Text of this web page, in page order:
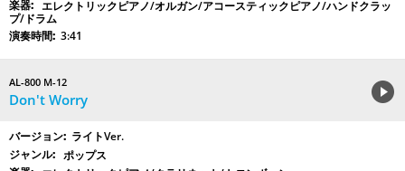
エレクトリックピアノ/オルガン/アコースティックピアノ/ハンドクラッ
プ/ドラム
3:41
AL-800 M-12
Don't Worry
ライトVer.
ポップス